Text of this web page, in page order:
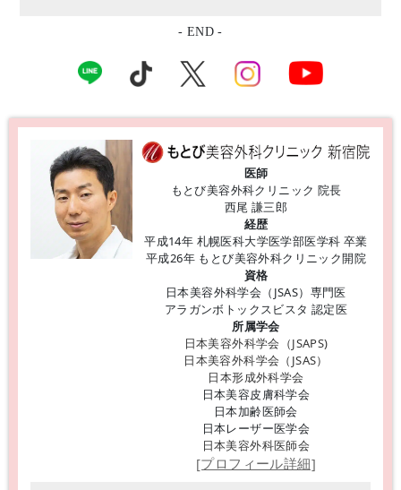
- END -
医師
もとび美容外科クリニック 院長
西尾 謙三郎
経歴
平成14年 札幌医科大学医学部医学科 卒業
平成26年 もとび美容外科クリニック開院
資格
日本美容外科学会（JSAS）専門医
アラガンボトックスビスタ 認定医
所属学会
日本美容外科学会（JSAPS)
日本美容外科学会（JSAS）
日本形成外科学会
日本美容皮膚科学会
日本加齢医師会
日本レーザー医学会
日本美容外科医師会
[プロフィール詳細]